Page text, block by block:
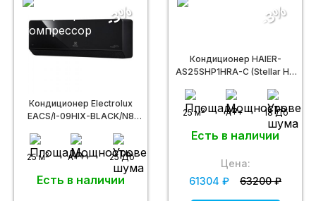
Кондиционер Electrolux
EACS/I-09HIX-BLACK/N8
25 м2 A+++ 25 Дб
Есть в наличии
-3%
Кондиционер HAIER-
AS25SHP1HRA-C (Stellar HP
25 м2 A++ 18 Дб
Есть в наличии
-3%
Цена:
61304 ₽
63200 ₽